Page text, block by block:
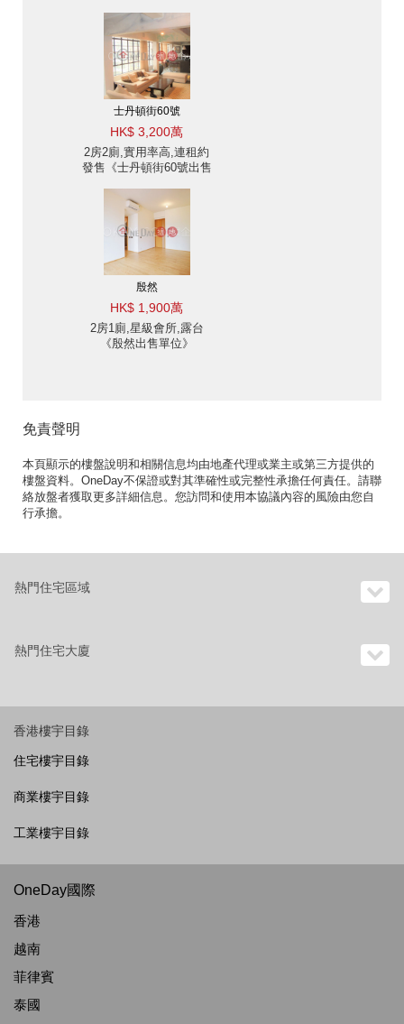
士丹頓街60號
HK$ 3,200萬
2房2廁,實用率高,連租約
發售《士丹頓街60號出售
殷然
HK$ 1,900萬
2房1廁,星級會所,露台
《殷然出售單位》
免責聲明
本頁顯示的樓盤說明和相關信息均由地產代理或業主或第三方提供的
樓盤資料。OneDay不保證或對其準確性或完整性承擔任何責任。請聯
絡放盤者獲取更多詳細信息。您訪問和使用本協議內容的風險由您自
行承擔。
熱門住宅區域
熱門住宅大廈
香港樓宇目錄
住宅樓宇目錄
商業樓宇目錄
工業樓宇目錄
OneDay國際
香港
越南
菲律賓
泰國